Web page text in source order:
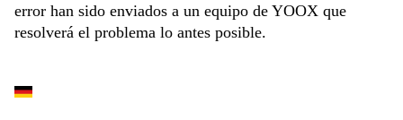
error han sido enviados a un equipo de YOOX que
resolverá el problema lo antes posible.